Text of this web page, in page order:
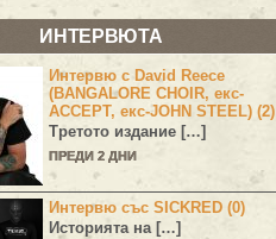
ИНТЕРВЮТА
Интервю с David Reece
(BANGALORE CHOIR, екс-
ACCEPT, екс-JOHN STEEL) (2)
Третото издание […]
ПРЕДИ 2 ДНИ
Интервю със SICKRED (0)
Историята на […]